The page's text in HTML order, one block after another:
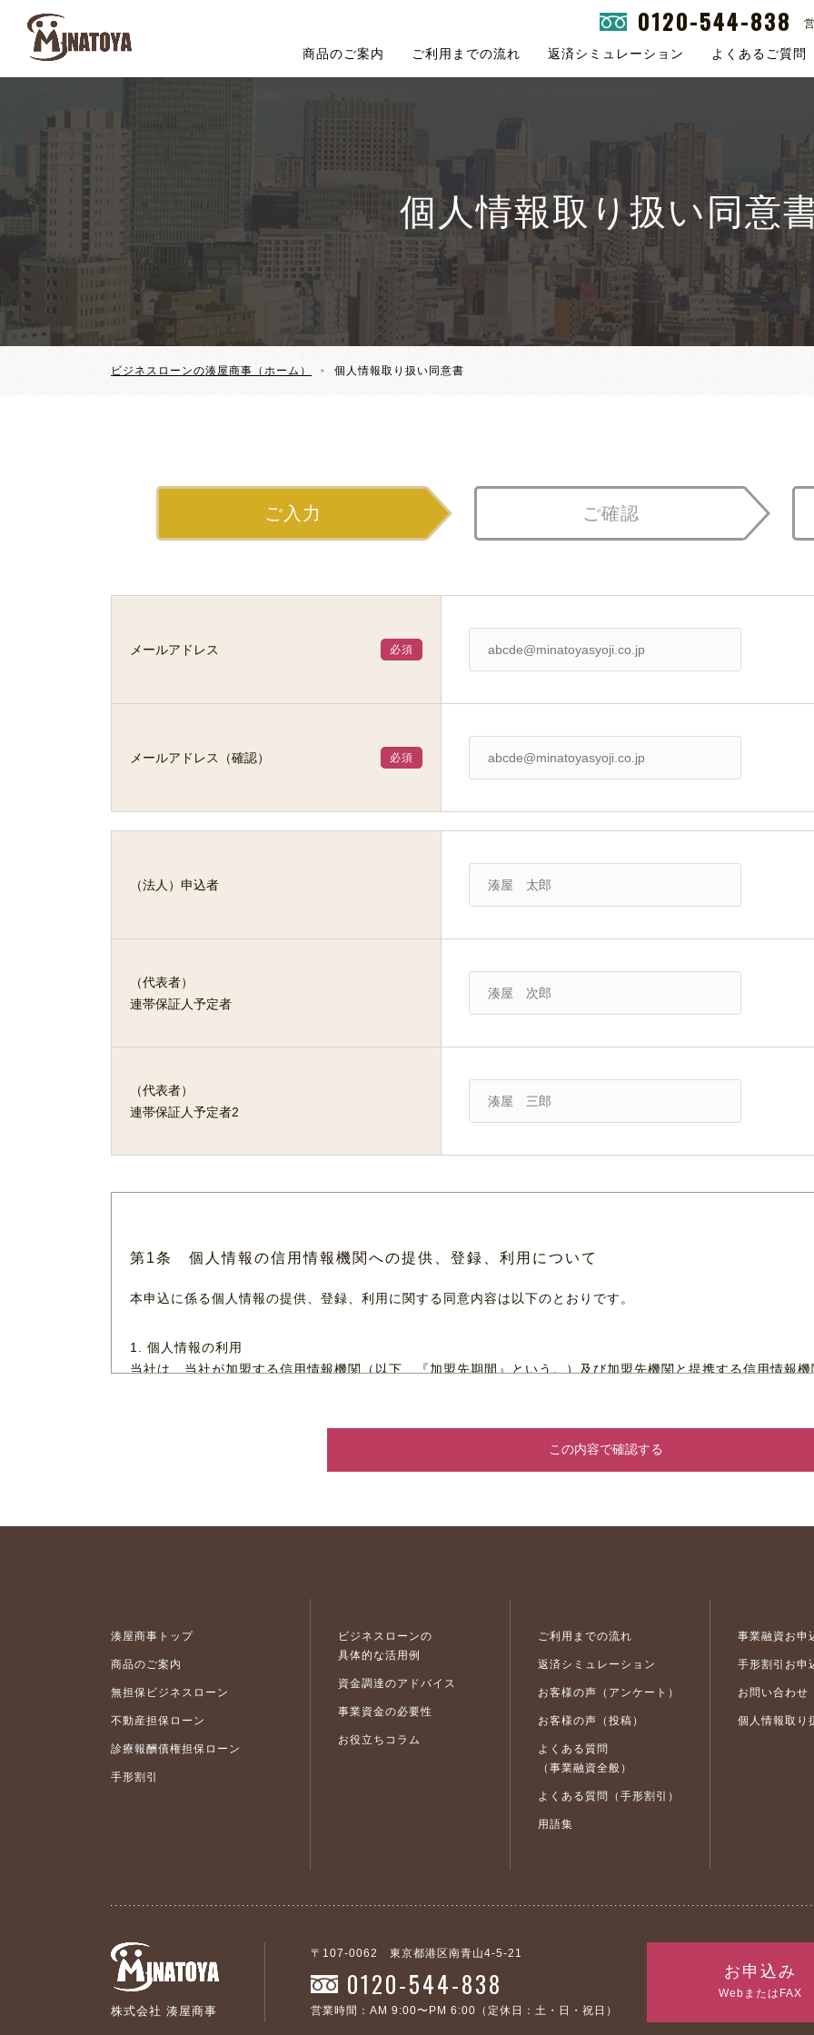
0120-544-838
商品のご案内 ご利用までの流れ 返済シミュレーション よくあるご質問
個人情報取り扱い同意
ビジネスローンの湊屋商事（ホーム） 個人情報取り扱い同意書
ご入力 ご確認
メールアドレス 必須
メールアドレス（確認） 必須
（法人） 申込者
（代表者）
連帯保証人予定者
（代表者）
連帯保証人予定者2
第1条 個人情報の信用情報機関への提供、登録、利用について
本申込に係る個人情報の提供、登録、利用に関する同意内容は以下のとおりです。
1. 個人情報の利用
当社は、当社が加盟する信用情報機関（以下、『加盟先期間』という。）及び加盟先機関と提携する信用情報
に申込日及び申込商品種別等の情報。以下、『申込情報』という。）を加盟先機関に提供します。
定める手続き及び方法によって行うことができます。
6. 当社が加盟する信用情報機関及び当該機関が提携する信用情報機関
当社が加盟する信用情報機関及び当該機関が提携する信用情報機関名称及び連絡先は以下の通りです。
【当社が加盟する信用情報機関】
株式会社日本信用情報機構 TEL.0120-441-481
【当社が加盟する信用情報機関が提携する信用情報機関】
http://www.zenginkyo.or.jp/pcic/
http://www.cic.co.jp/
提供する第三者の範囲
当社（店）の有価証券報告書に記載されている子会社及び公表している提携先（注2）
第三者に提供される情報の内容
湊屋商事トップ
商品のご案内
無担保ビジネスローン
不動産担保ローン
診療報酬債権担保ローン
手形割引
ビジネスローンの
具体的な活用例
資金調達のアドバイス
事業資金の必要性
お役立ちコラム
ご利用までの流れ
返済シミュレーション
お客様の声（アンケート）
お客様の声（投稿）
よくある質問
（事業融資全般）
よくある質問（手形割引）
用語集
事業融資お申
手形割引お申
お問い合わせ
個人情報取り
株式会社 湊屋商事
〒107-0062 東京都港区南青山4-5-21
0120-544-838
営業時間：AM 9:00〜PM 6:00 （定休日：土・日・祝日）
お申込み
WebまたはFAX